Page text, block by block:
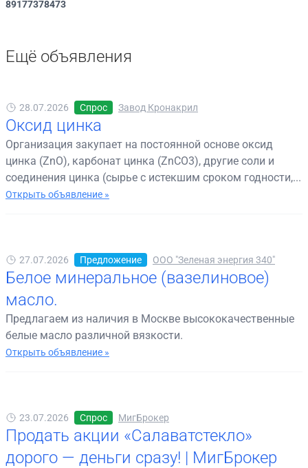
89177378473
Ещё объявления
28.07.2026 Спрос Завод Кронакрил
Оксид цинка
Организация закупает на постоянной основе оксид
цинка (ZnO), карбонат цинка (ZnCO3), другие соли и
соединения цинка (сырье с истекшим сроком годности,...
Открыть объявление »
27.07.2026 Предложение ООО "Зеленая энергия 340"
Белое минеральное (вазелиновое)
масло.
Предлагаем из наличия в Москве высококачественные
белые масло различной вязкости.
Открыть объявление »
23.07.2026 Спрос МигБрокер
Продать акции «Салаватстекло»
дорого — деньги сразу! | МигБрокер